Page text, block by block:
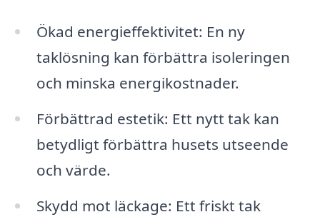
Ökad energieffektivitet: En ny
taklösning kan förbättra isoleringen
och minska energikostnader.
Förbättrad estetik: Ett nytt tak kan
betydligt förbättra husets utseende
och värde.
Skydd mot läckage: Ett friskt tak